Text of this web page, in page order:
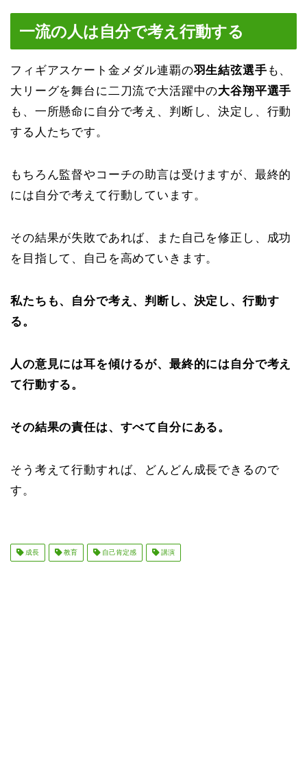
一流の人は自分で考え行動する
フィギアスケート金メダル連覇の羽生結弦選手 も、
大リーグを舞台に二刀流で大活躍中の大谷翔平選手
も、一所懸命に自分で考え、判断し、決定し、行動
する人たちです。
もちろん監督やコーチの助言は受けますが、最終的
には自分で考えて行動しています。
その結果が失敗であれば、また自己を修正し、成功
を目指して、自己を高めていきます。
私たちも、自分で考え、判断し、決定し、行動す
る。
人の意見には耳を傾けるが、最終的には自分で考え
て行動する。
その結果の責任は、すべて自分にある。
そう考えて行動すれば、どんどん成長できるので
す。
成長 教育 自己肯定感 講演